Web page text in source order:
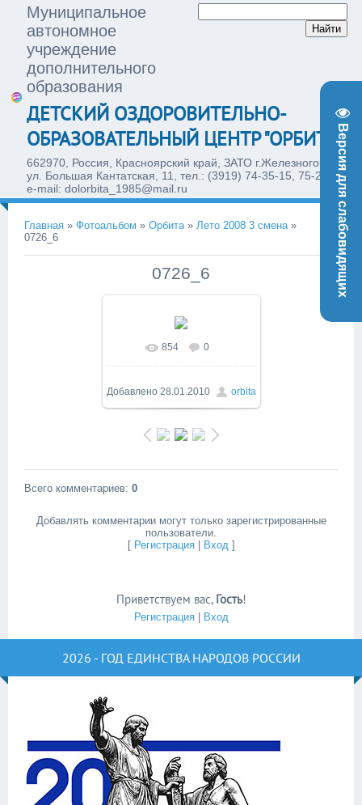
Версия для слабовидящих
Муниципальное
автономное
учреждение
дополнительного
образования
ДЕТСКИЙ ОЗДОРОВИТЕЛЬНО-
ОБРАЗОВАТЕЛЬНЫЙ ЦЕНТР "ОРБИТА"
662970, Россия, Красноярский край, ЗАТО г.Железногорск,
ул. Большая Кантатская, 11, тел.: (3919) 74-35-15, 75-28-77,
e-mail: dolorbita_1985@mail.ru
Главная » Фотоальбом » Орбита » Лето 2008 3 смена »
0726_6
0726_6
854 0
Добавлено 28.01.2010 orbita
Всего комментариев: 0
Добавлять комментарии могут только зарегистрированные
пользователи.
[ Регистрация| Вход ]
Приветствуем вас, Гость!
Регистрация| Вход
2026 - ГОД ЕДИНСТВА НАРОДОВ РОССИИ